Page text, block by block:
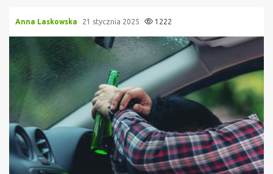
Anna Laskowska 21 stycznia 2025 1222